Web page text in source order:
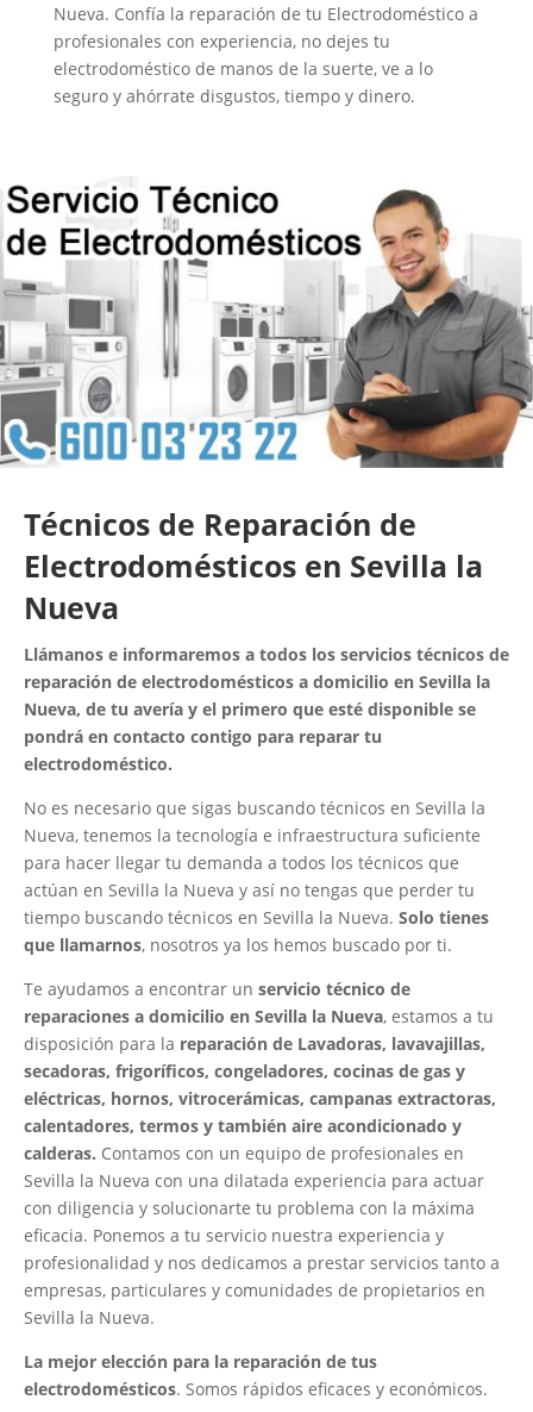
Nueva. Confía la reparación de tu Electrodoméstico a
profesionales con experiencia, no dejes tu
electrodoméstico de manos de la suerte, ve a lo
seguro y ahórrate disgustos, tiempo y dinero.
Técnicos de Reparación de
Electrodomésticos en Sevilla la
Nueva
Llámanos e informaremos a todos los servicios técnicos de
reparación de electrodomésticos a domicilio en Sevilla la
Nueva, de tu avería y el primero que esté disponible se
pondrá en contacto contigo para reparar tu
electrodoméstico.
No es necesario que sigas buscando técnicos en Sevilla la
Nueva, tenemos la tecnología e infraestructura suficiente
para hacer llegar tu demanda a todos los técnicos que
actúan en Sevilla la Nueva y así no tengas que perder tu
tiempo buscando técnicos en Sevilla la Nueva. Solo tienes
que llamarnos, nosotros ya los hemos buscado por ti.
Te ayudamos a encontrar un servicio técnico de
reparaciones a domicilio en Sevilla la Nueva, estamos a tu
disposición para la reparación de Lavadoras, lavavajillas,
secadoras, frigoríficos, congeladores, cocinas de gas y
eléctricas, hornos, vitrocerámicas, campanas extractoras,
calentadores, termos y también aire acondicionado y
calderas. Contamos con un equipo de profesionales en
Sevilla la Nueva con una dilatada experiencia para actuar
con diligencia y solucionarte tu problema con la máxima
eficacia. Ponemos a tu servicio nuestra experiencia y
profesionalidad y nos dedicamos a prestar servicios tanto a
empresas, particulares y comunidades de propietarios en
Sevilla la Nueva.
La mejor elección para la reparación de tus
electrodomésticos. Somos rápidos eficaces y económicos.